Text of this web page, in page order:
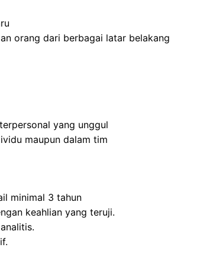
orang dari berbagai latar belakang
yang unggul
maupun dalam tim
minimal 3 tahun
keahlian yang teruji.